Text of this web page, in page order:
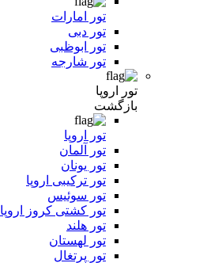
تور امارات
تور دبی
تور ابوظبی
تور شارجه
تور اروپا
بازگشت
تور اروپا
تور آلمان
تور یونان
تور ترکیبی اروپا
تور سوئیس
تور کشتی کروز اروپا
تور هلند
تور لهستان
تور پرتغال